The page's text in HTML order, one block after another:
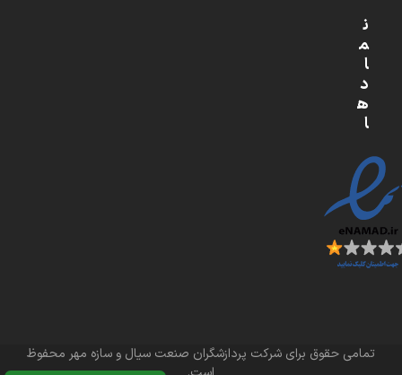
ن
م
ا
د
ه
ا
تمامی حقوق برای شرکت پردازشگران صنعت سیال و سازه مهر محفوظ